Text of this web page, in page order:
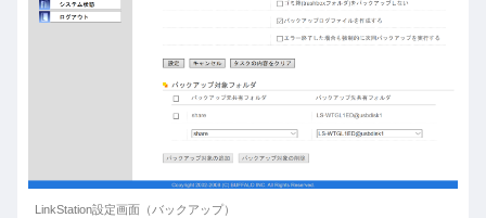
LinkStation設定画面（バックアップ）